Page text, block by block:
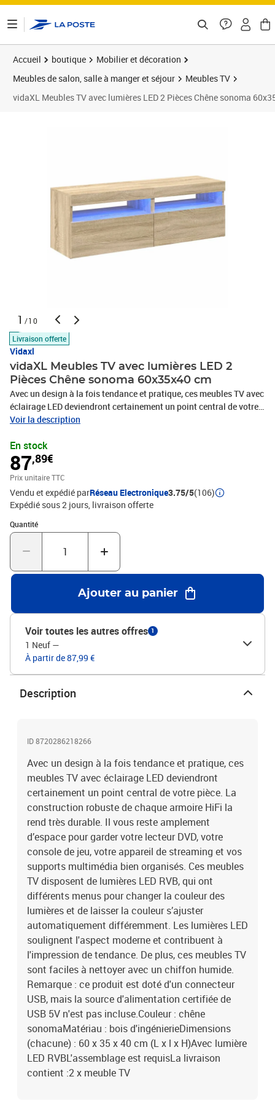
Accueil boutique
Mobilier et décoration
Meubles de salon, salle à manger et séjour
Meubles TV
vidaXL Meubles TV avec lumières LED 2 Pièces Chêne sonoma
1 /10
Livraison offerte
Vidaxl
vidaXL Meubles TV avec lumières LED 2
Pièces Chêne sonoma 60x35x40 cm
Avec un design à la fois tendance et pratique, ces meubles TV avec
éclairage LED deviendront certainement un point central de votre
pièce. La construction robuste de chaque armoire HiFi la rend très
lecteur DVD, votre console de jeu, votre appareil de streaming et
vos supports multimédia bien organisés. Ces meubles TV
disposent de lumières LED RVB, qui ont différents menus pour
changer la couleur des lumières et de laisser la couleur s’ajuster
automatiquement différemment. Les lumières LED soulignent
l'aspect moderne et contribuent à l'impression de tendance. De
plus, ces meubles TV sont faciles à nettoyer avec un chiffon
humide. Remarque : ce produit est doté d'un connecteur USB, mais
la source d'alimentation certifiée de USB 5V n'est pas
d'ingénierieDimensions (chacune) : 60 x 35 x 40 cm (L x l x H)Avec
lumière LED RVBL'assemblage est requisLa livraison contient :2 x
Voir la description
En stock
87,89€
Prix unitaire TTC
Vendu et expédié parRéseau Electronique3.75/5(106)
Expédié sous 2 jours livraison offerte
Quantité
Quantité : 1
Ajouter au panier
Voir toutes les autres offres 1
1 Neuf —
À partir de 87,99 €
Description
ID 8720286218266
Avec un design à la fois tendance et pratique, ces
meubles TV avec éclairage LED deviendront
certainement un point central de votre pièce. La
construction robuste de chaque armoire HiFi la
rend très durable. Il vous reste amplement
d’espace pour garder votre lecteur DVD, votre
console de jeu, votre appareil de streaming et vos
supports multimédia bien organisés. Ces meubles
TV disposent de lumières LED RVB, qui ont
différents menus pour changer la couleur des
lumières et de laisser la couleur s’ajuster
automatiquement différemment. Les lumières LED
soulignent l'aspect moderne et contribuent à
l'impression de tendance. De plus, ces meubles TV
sont faciles à nettoyer avec un chiffon humide.
Remarque : ce produit est doté d'un connecteur
USB, mais la source d'alimentation certifiée de
USB 5V n'est pas incluse.Couleur : chêne
sonomaMatériau : bois d'ingénierieDimensions
(chacune) : 60 x 35 x 40 cm (L x l x H)Avec lumière
LED RVBL'assemblage est requisLa livraison
contient :2 x meuble TV